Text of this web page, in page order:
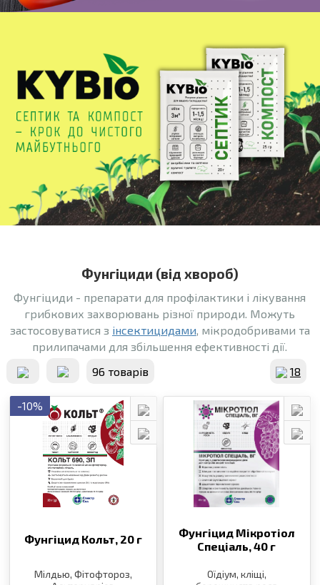
Фунгіциди (від хвороб)
Фунгіциди - препарати для профілактики і лікування
грибкових захворювань різної природи. Можуть
застосовуватися з інсектицидами, мікродобривами та
прилипачами для збільшення ефективності дії.
96 товарiв
18
-10%
Фунгіцид Кольт, 20 г
Мілдью, Фітофтороз,
Фунгіцид Мікротіол
Спеціаль,40 г
Оїдіум, кліщі,